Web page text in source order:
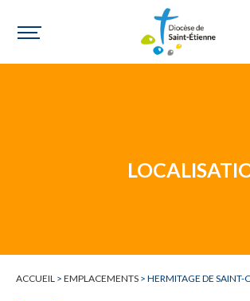
ACCUEIL > EMPLACEMENTS > HERMITAGE DE